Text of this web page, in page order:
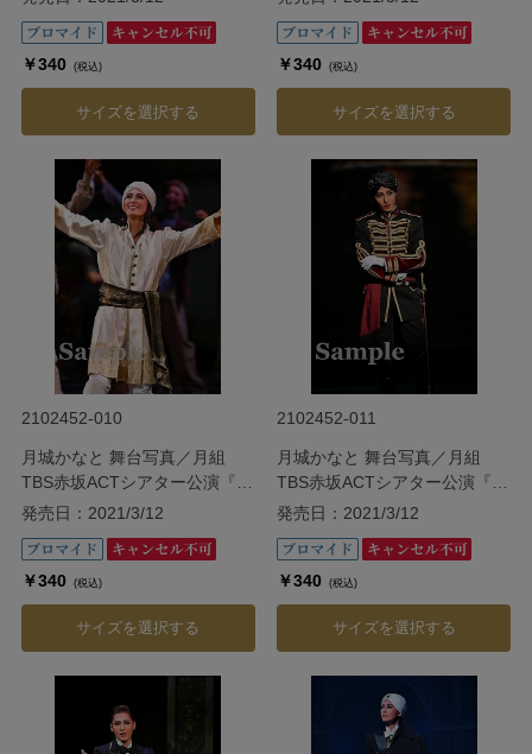
￥340 (税込)
サイズを選択する
￥340 (税込)
サイズを選択する
2102452-010
月城かなと 舞台写真／月組
TBS赤坂ACTシアター公演『ダ
ル・レークの恋』
発売日：2021/3/12
￥340 (税込)
サイズを選択する
2102452-011
月城かなと 舞台写真／月組
TBS赤坂ACTシアター公演『ダ
ル・レークの恋』
発売日：2021/3/12
￥340 (税込)
サイズを選択する